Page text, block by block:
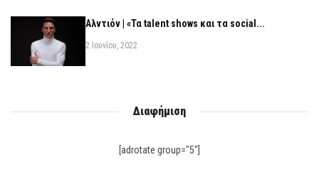
Αλντιόν | «Τα talent shows και τα social...
2 Ιουνίου, 2022
Διαφήμιση
[adrotate group="5"]